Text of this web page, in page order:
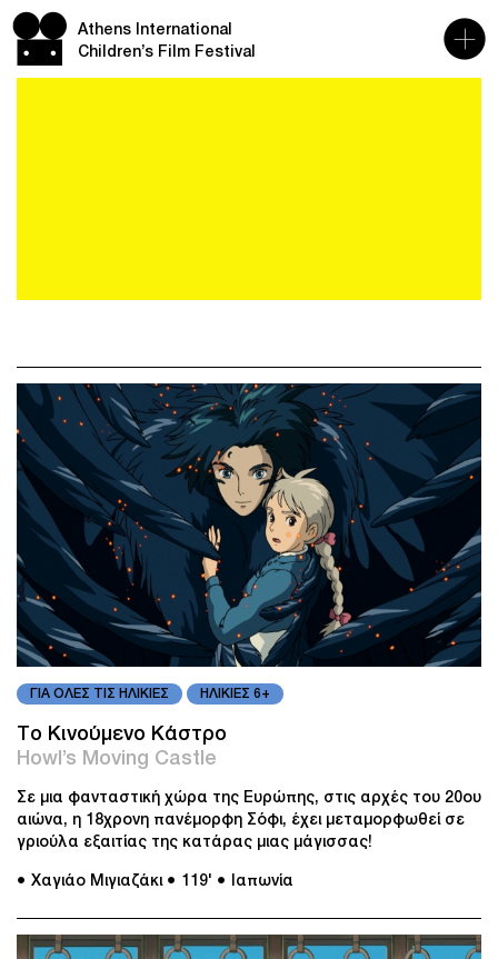
Athens International
Children’s Film Festival
ΓΙΑ ΟΛΕΣ ΤΙΣ ΗΛΙΚΙΕΣ ΗΛΙΚΙΕΣ 6+
Το Κινούμενο Κάστρο
Howl’s Moving Castle
Σε μια φανταστική χώρα της Ευρώπης, στις αρχές του 20ου
αιώνα, η 18χρονη πανέμορφη Σόφι, έχει μεταμορφωθεί σε
γριούλα εξαιτίας της κατάρας μιας μάγισσας!
● Χαγιάο Μιγιαζάκι ● 119' ● Ιαπωνία